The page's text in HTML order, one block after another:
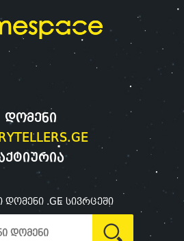
დომენი
დომენი .GE სივრცეში